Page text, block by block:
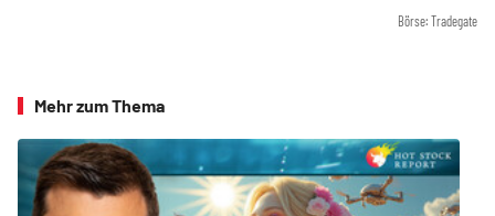
Börse: Tradegate
Mehr zum Thema